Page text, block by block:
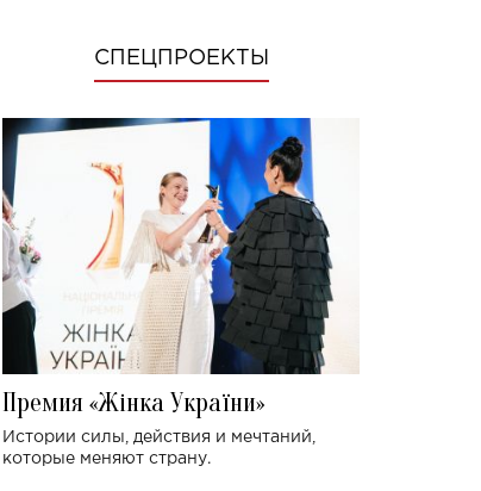
СПЕЦПРОЕКТЫ
Премия «Жінка України»
Истории силы, действия и мечтаний,
которые меняют страну.